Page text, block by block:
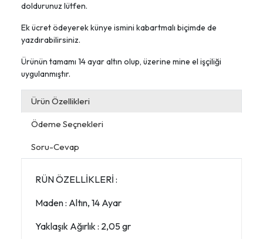
doldurunuz lütfen.
Ek ücret ödeyerek künye ismini kabartmalı biçimde de
yazdırabilirsiniz.
Ürünün tamamı 14 ayar altın olup, üzerine mine el işçiliği
uygulanmıştır.
Ürün Özellikleri
Ödeme Seçnekleri
Soru-Cevap
RÜN ÖZELLİKLERİ :
Maden : Altın, 14 Ayar
Yaklaşık Ağırlık : 2,05 gr